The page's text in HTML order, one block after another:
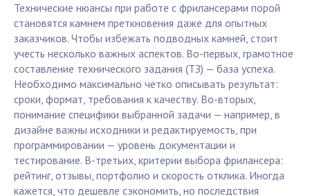
Технические нюансы при работе с фрилансерами порой
становятся камнем преткновения даже для опытных
заказчиков. Чтобы избежать подводных камней, стоит
учесть несколько важных аспектов. Во-первых, грамотное
составление технического задания (ТЗ) — база успеха.
Необходимо максимально четко описывать результат:
сроки, формат, требования к качеству. Во-вторых,
понимание специфики выбранной задачи — например, в
дизайне важны исходники и редактируемость, при
программировании — уровень документации и
тестирование. В-третьих, критерии выбора фрилансера:
рейтинг, отзывы, портфолио и скорость отклика. Иногда
кажется, что дешевле сэкономить, но последствия